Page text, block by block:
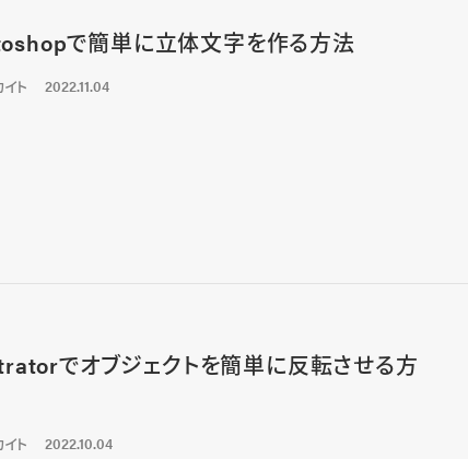
で簡単に立体文字を作る方法
ト 2022.11.04
でオブジェクトを簡単に反転させる方
ト 2022.10.04